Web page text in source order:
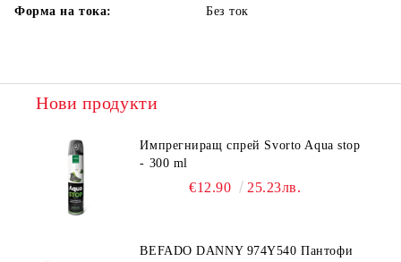
Форма на тока:
Без ток
Нови продукти
Импрегниращ спрей Svorto Aqua stop
- 300 ml
€12.90 25.23лв.
BEFADO DANNY 974Y540 Пантофи